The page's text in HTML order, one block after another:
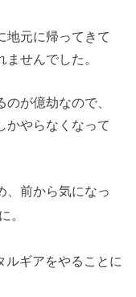
地元に帰ってきて
せんでした。
が億劫なので、
かやらなくなって
、前から気になっ
。
ルギアをやることに